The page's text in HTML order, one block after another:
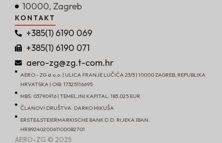
10000, Zagreb
KONTAKT
+385(1) 6190 069
+385(1) 6190 071
aero-zg@zg.t-com.hr
AERO - ZG d.o.o. | ULICA FRANJE LUČIĆA 23/3 | 10000 ZAGREB, REPUBLIKA
HRVATSKA | OIB: 17325116695
MBS: 03790916 | TEMELJNI KAPITAL: 183.025 EUR
ČLANOVI DRUŠTVA: DARKO MIKUŠA
ERSTE&STEIERMARKISCHE BANK D.D. RIJEKA IBAN:
HR8924020061100082701
AERO-ZG © 2025